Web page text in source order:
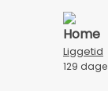
Liggetid
129 dage